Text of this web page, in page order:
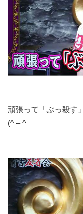
頑張って「ぶっ殺す
(^ – ^